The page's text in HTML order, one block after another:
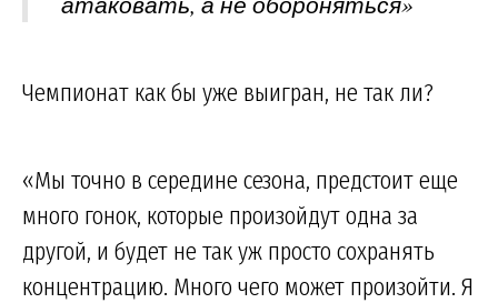
Чемпионат как бы уже выигран, не так ли?
«Мы точно в середине сезона, предстоит еще
много гонок, которые произойдут одна за
другой, и будет не так уж просто сохранять
концентрацию. Много чего может произойти. Я